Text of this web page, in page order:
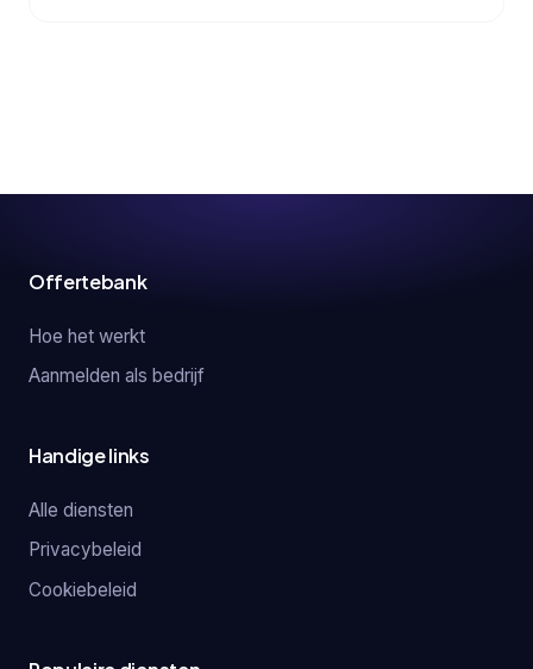
Offertebank
Hoe het werkt
Aanmelden als bedrijf
Handige links
Alle diensten
Privacybeleid
Cookiebeleid